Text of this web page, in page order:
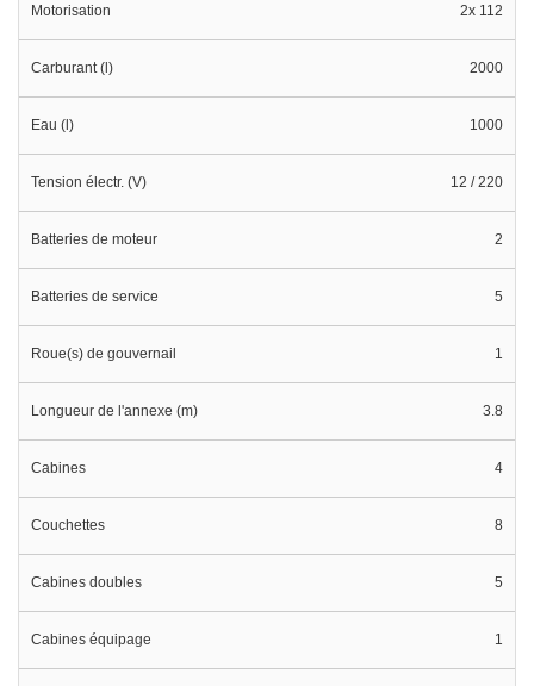
Motorisation 2x 112
Carburant (l) 2000
Eau (l) 1000
Tension électr. (V) 12 / 220
Batteries de moteur 2
Batteries de service 5
Roue(s) de gouvernail 1
Longueur de l'annexe (m) 3.8
Cabines 4
Couchettes 8
Cabines doubles 5
Cabines équipage 1